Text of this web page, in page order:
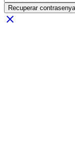
Recuperar contrasenya
close